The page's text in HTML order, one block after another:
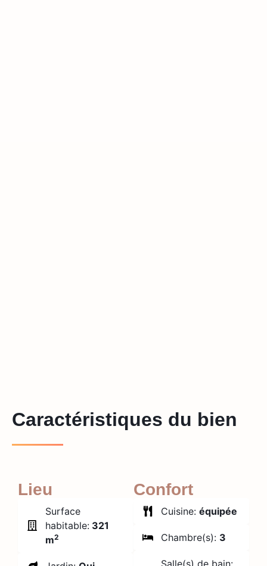
Caractéristiques du bien
Lieu
Surface
habitable: 321
m2
Confort
Cuisine: équipée
Chambre(s): 3
Salle(s) de bain: